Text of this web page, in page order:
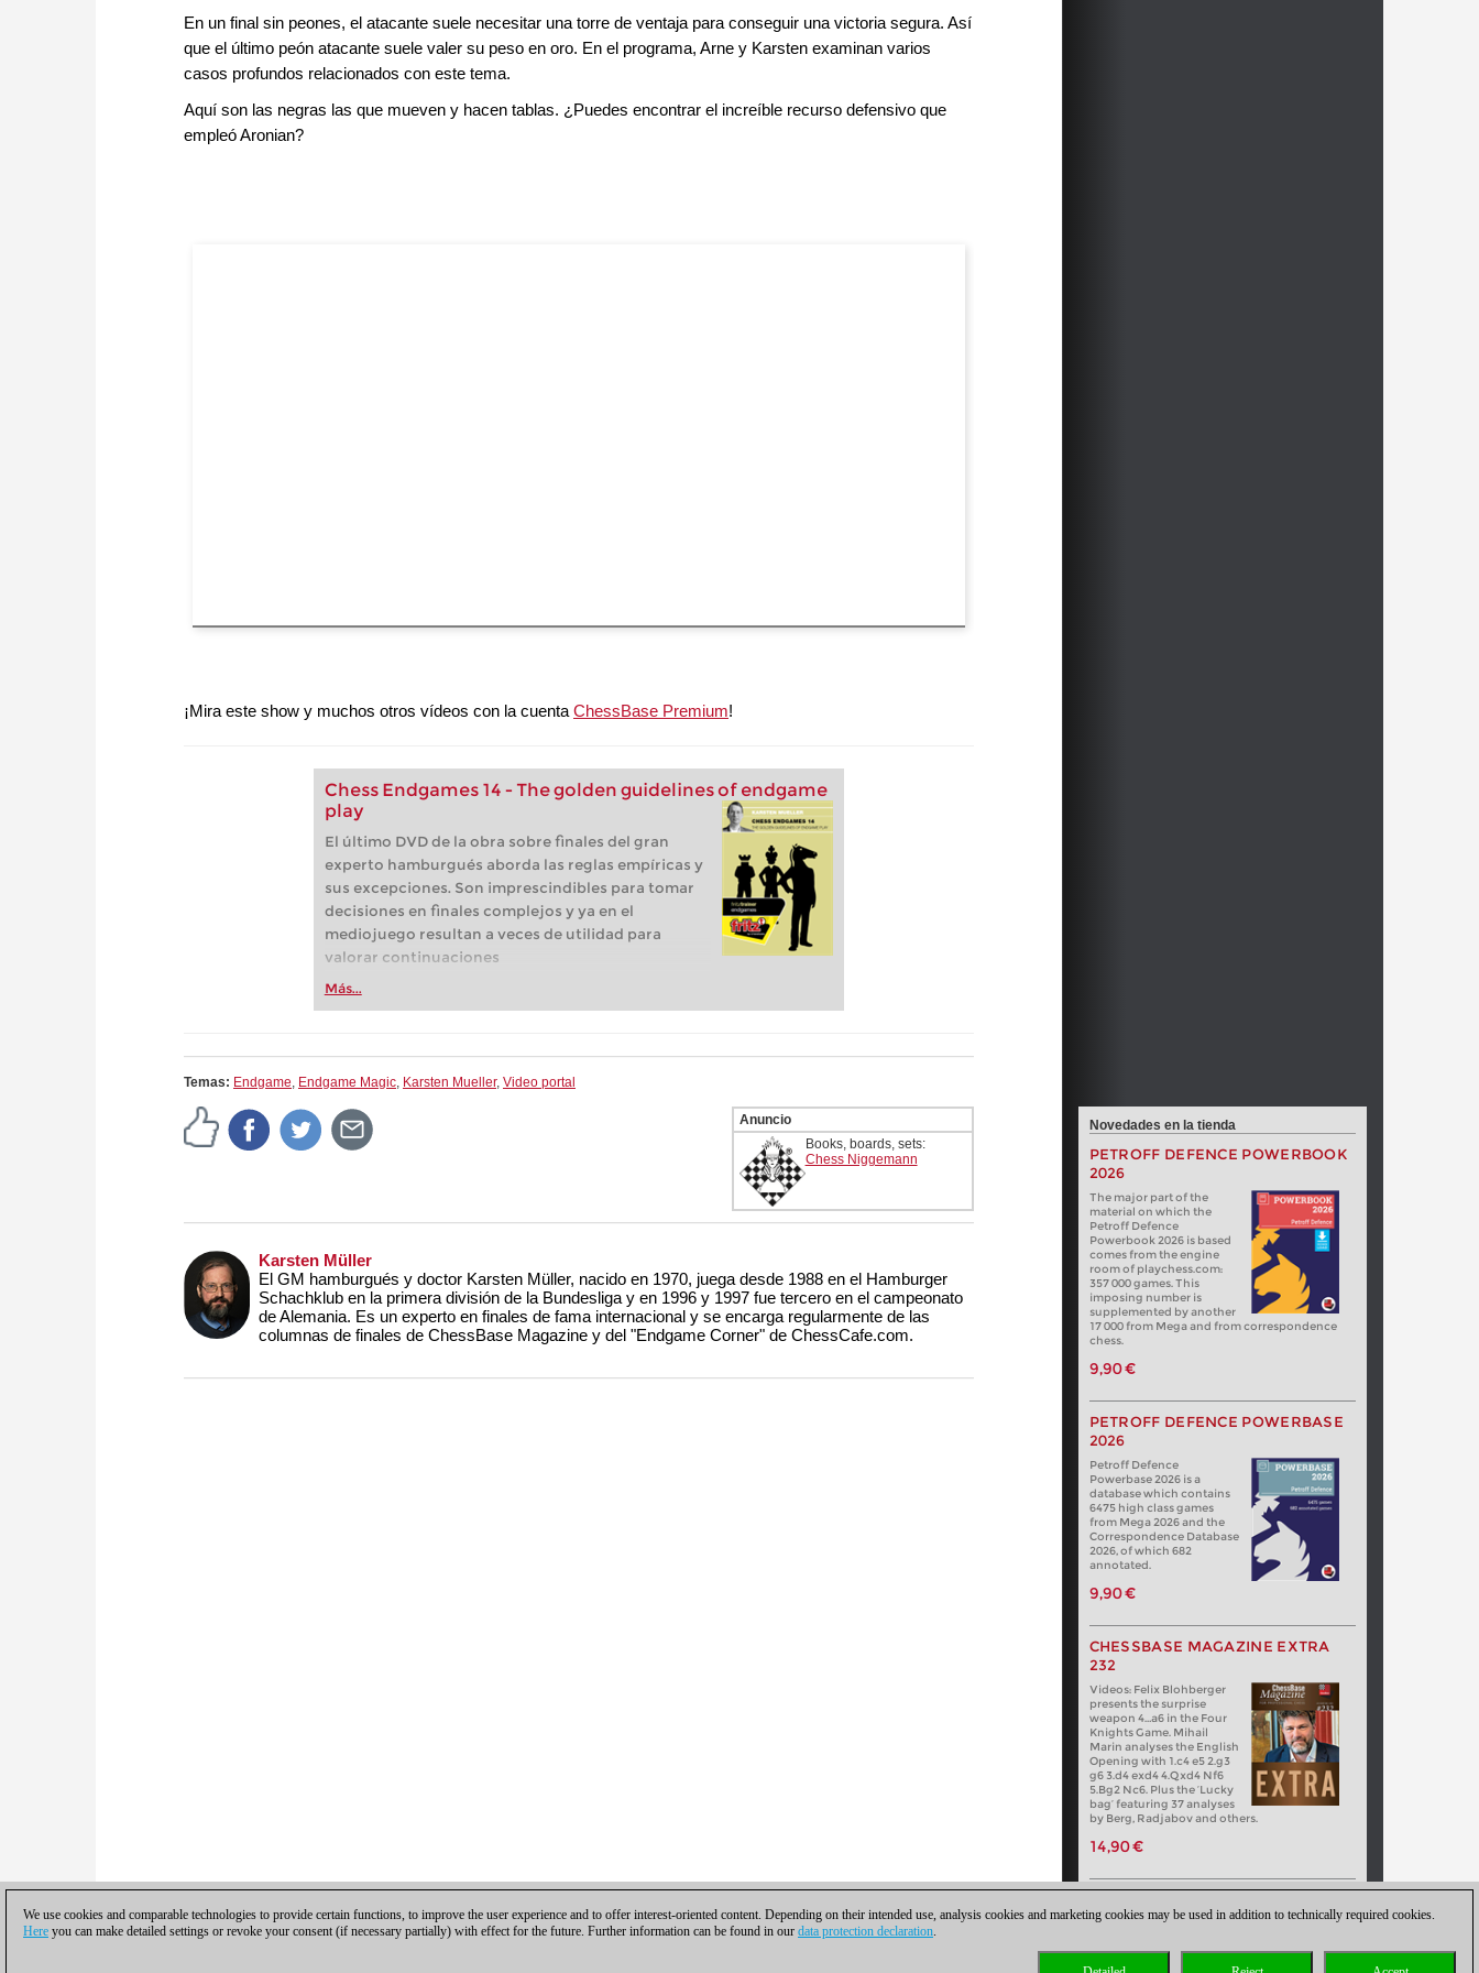
En un final sin peones, el atacante suele necesitar una torre de ventaja para conseguir una victoria segura. Así
que el último peón atacante suele valer su peso en oro. En el programa, Arne y Karsten examinan varios
casos profundos relacionados con este tema.
Aquí son las negras las que mueven y hacen tablas. ¿Puedes encontrar el increíble recurso defensivo que
empleó Aronian?
¡Mira este show y muchos otros vídeos con la cuenta ChessBase Premium!
Chess Endgames 14 - The golden guidelines of endgame
play
El último DVD de la obra sobre finales del gran
experto hamburgués aborda las reglas empíricas y
sus excepciones. Son imprescindibles para tomar
decisiones en finales complejos y ya en el
mediojuego resultan a veces de utilidad para
valorar continuaciones
Más...
Temas: Endgame, Endgame Magic, Karsten Mueller, Video portal
Anuncio
Books, boards, sets:
Chess Niggemann
Karsten Müller
El GM hamburgués y doctor Karsten Müller, nacido en 1970, juega desde 1988 en el Hamburger
Schachklub en la primera división de la Bundesliga y en 1996 y 1997 fue tercero en el campeonato
de Alemania. Es un experto en finales de fama internacional y se encarga regularmente de las
columnas de finales de ChessBase Magazine y del "Endgame Corner" de ChessCafe.com.
Novedades en la tienda
PETROFF DEFENCE POWERBOOK
2026
The major part of the
material on which the
Petroff Defence
Powerbook 2026 is based
comes from the engine
room of playchess.com:
357 000 games. This
imposing number is
supplemented by another
17 000 from Mega and from correspondence
chess.
9,90 €
PETROFF DEFENCE POWERBASE
2026
Petroff Defence
Powerbase 2026 is a
database which contains
6475 high class games
from Mega 2026 and the
Correspondence Database
2026, of which 682
annotated.
9,90 €
CHESSBASE MAGAZINE EXTRA
232
Videos: Felix Blohberger
presents the surprise
weapon 4…a6 in the Four
Knights Game. Mihail
Marin analyses the English
Opening with 1.c4 e5 2.g3
g6 3.d4 exd4 4.Qxd4 Nf6
5.Bg2 Nc6. Plus the ‘Lucky
bag’ featuring 37 analyses
by Berg, Radjabov and others.
14,90 €
We use cookies and comparable technologies to provide certain functions, to improve the user experience and to offer interest-oriented content. Depending on their intended use, analysis cookies and marketing cookies may be used in addition to technically required cookies.
Here you can make detailed settings or revoke your consent (if necessary partially) with effect for the future. Further information can be found in our data protection declaration.